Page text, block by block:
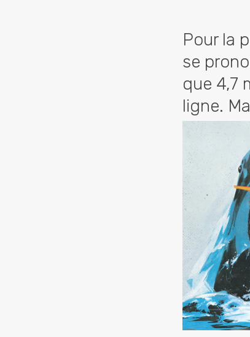
Pour la
se
que 4,7
ligne.